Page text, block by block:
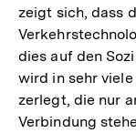
zeigt sich, dass
dies auf den
wird in sehr
zerlegt, die nur
Verbindung